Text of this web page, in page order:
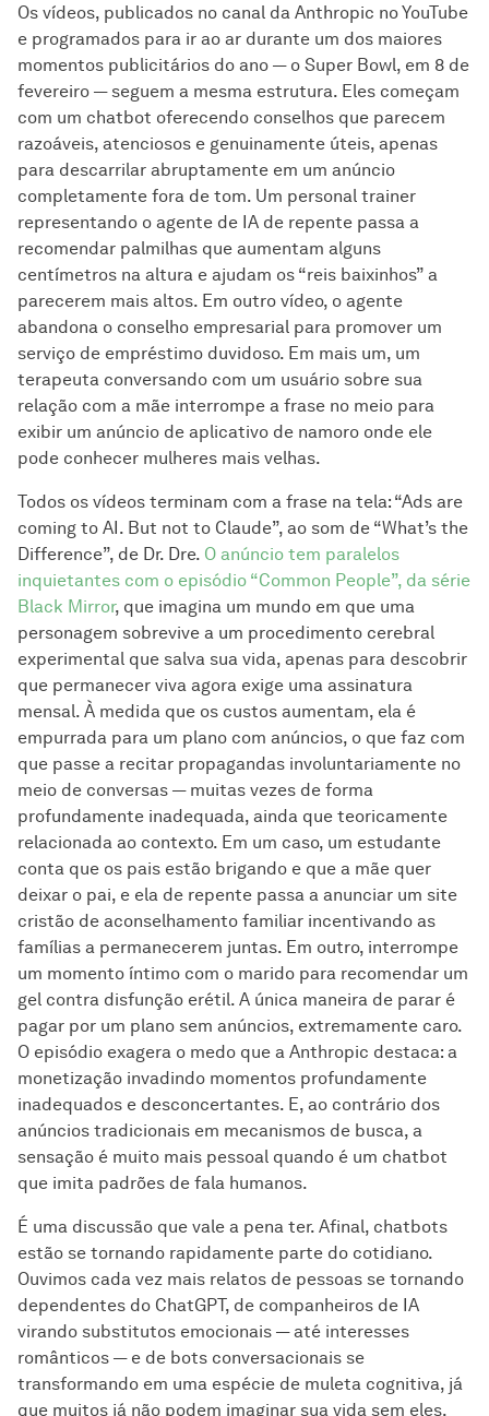
Os vídeos, publicados no canal da Anthropic no YouTube
e programados para ir ao ar durante um dos maiores
momentos publicitários do ano — o Super Bowl, em 8 de
fevereiro — seguem a mesma estrutura. Eles começam
com um chatbot oferecendo conselhos que parecem
razoáveis, atenciosos e genuinamente úteis, apenas
para descarrilar abruptamente em um anúncio
completamente fora de tom. Um personal trainer
representando o agente de IA de repente passa a
recomendar palmilhas que aumentam alguns
centímetros na altura e ajudam os “reis baixinhos” a
parecerem mais altos. Em outro vídeo, o agente
abandona o conselho empresarial para promover um
serviço de empréstimo duvidoso. Em mais um, um
terapeuta conversando com um usuário sobre sua
relação com a mãe interrompe a frase no meio para
exibir um anúncio de aplicativo de namoro onde ele
pode conhecer mulheres mais velhas.
Todos os vídeos terminam com a frase na tela: “Ads are
coming to AI. But not to Claude”, ao som de “What’s the
Difference”, de Dr. Dre. O anúncio tem paralelos
inquietantes com o episódio “Common People”, da série
Black Mirror, que imagina um mundo em que uma
personagem sobrevive a um procedimento cerebral
experimental que salva sua vida, apenas para descobrir
que permanecer viva agora exige uma assinatura
mensal. À medida que os custos aumentam, ela é
empurrada para um plano com anúncios, o que faz com
que passe a recitar propagandas involuntariamente no
meio de conversas — muitas vezes de forma
profundamente inadequada, ainda que teoricamente
relacionada ao contexto. Em um caso, um estudante
conta que os pais estão brigando e que a mãe quer
deixar o pai, e ela de repente passa a anunciar um site
cristão de aconselhamento familiar incentivando as
famílias a permanecerem juntas. Em outro, interrompe
um momento íntimo com o marido para recomendar um
gel contra disfunção erétil. A única maneira de parar é
pagar por um plano sem anúncios, extremamente caro.
O episódio exagera o medo que a Anthropic destaca: a
monetização invadindo momentos profundamente
inadequados e desconcertantes. E, ao contrário dos
anúncios tradicionais em mecanismos de busca, a
sensação é muito mais pessoal quando é um chatbot
que imita padrões de fala humanos.
É uma discussão que vale a pena ter. Afinal, chatbots
estão se tornando rapidamente parte do cotidiano.
Ouvimos cada vez mais relatos de pessoas se tornando
dependentes do ChatGPT, de companheiros de IA
virando substitutos emocionais — até interesses
românticos — e de bots conversacionais se
transformando em uma espécie de muleta cognitiva, já
que muitos já não podem imaginar sua vida sem eles.